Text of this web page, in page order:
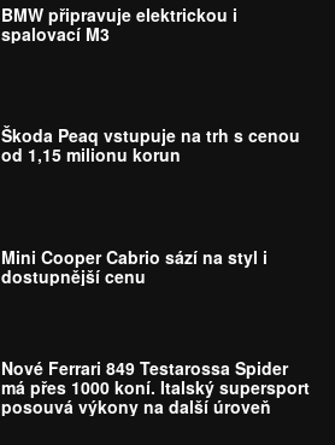
BMW připravuje elektrickou i
spalovací M3
Škoda Peaq vstupuje na trh s cenou
od 1,15 milionu korun
Mini Cooper Cabrio sází na styl i
dostupnější cenu
Nové Ferrari 849 Testarossa Spider
má přes 1000 koní. Italský supersport
posouvá výkony na další úroveň